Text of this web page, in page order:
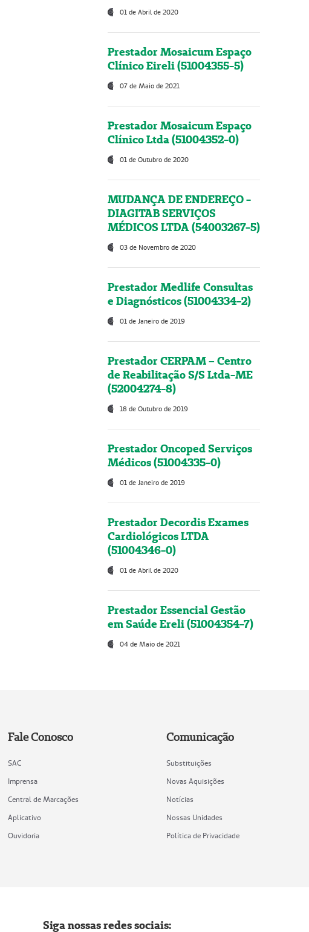
01 de Abril de 2020
Prestador Mosaicum Espaço
Clínico Eireli (51004355-5)
07 de Maio de 2021
Prestador Mosaicum Espaço
Clínico Ltda (51004352-0)
01 de Outubro de 2020
MUDANÇA DE ENDEREÇO -
DIAGITAB SERVIÇOS
MÉDICOS LTDA (54003267-5)
03 de Novembro de 2020
Prestador Medlife Consultas
e Diagnósticos (51004334-2)
01 de Janeiro de 2019
Prestador CERPAM – Centro
de Reabilitação S/S Ltda-ME
(52004274-8)
18 de Outubro de 2019
Prestador Oncoped Serviços
Médicos (51004335-0)
01 de Janeiro de 2019
Prestador Decordis Exames
Cardiológicos LTDA
(51004346-0)
01 de Abril de 2020
Prestador Essencial Gestão
em Saúde Ereli (51004354-7)
04 de Maio de 2021
Fale Conosco
SAC
Imprensa
Central de Marcações
Aplicativo
Ouvidoria
Comunicação
Substituições
Novas Aquisições
Notícias
Nossas Unidades
Política de Privacidade
Siga nossas redes sociais: